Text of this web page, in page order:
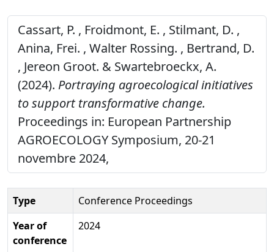
Cassart, P. , Froidmont, E. , Stilmant, D. ,
Anina, Frei. , Walter Rossing. , Bertrand, D.
, Jereon Groot. & Swartebroeckx, A.
(2024). Portraying agroecological initiatives
to support transformative change.
Proceedings in: European Partnership
AGROECOLOGY Symposium, 20-21
novembre 2024,
Type
Conference Proceedings
Year of
conference
2024